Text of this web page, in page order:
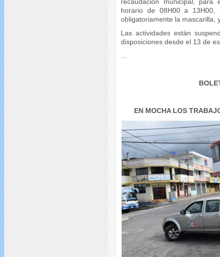
recaudación municipal,
horario de 08H00 a 13H00,
obligatoriamente la mascarilla,
Las actividades están
disposiciones desde el 13 de
...
EN MOCHA LOS